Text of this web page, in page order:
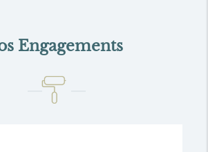
Engagements